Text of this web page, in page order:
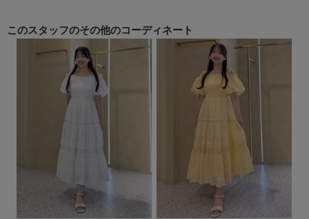
このスタッフのその他のコーディネート